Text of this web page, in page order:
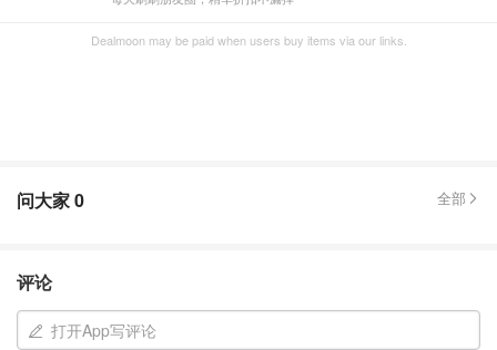
Dealmoon may be paid when users buy items via our links.
问大家0 全部
评论
打开App写评论